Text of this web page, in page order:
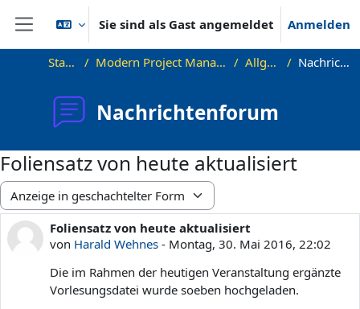
Zum Hauptinhalt
Website-Übersicht
Sie sind als Gast angemeldet Anmelden
Startseite Modern Project Management in ICT, HUST Allgemeines Nachrichtenforum
Nachrichtenforum
Foliensatz von heute aktualisiert
Anzeigemodus
Foliensatz von heute aktualisiert
von Harald Wehnes - Montag, 30. Mai 2016, 22:02
Anzahl Antworten: 0
Die im Rahmen der heutigen Veranstaltung ergänzte
Vorlesungsdatei wurde soeben hochgeladen.